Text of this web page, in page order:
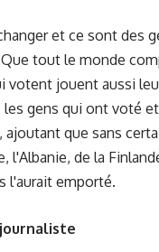
et ce sont des
tout le monde
votent jouent aussi
les gens qui ont voté
ajoutant que sans
l'Albanie, de la
l'aurait emporté.